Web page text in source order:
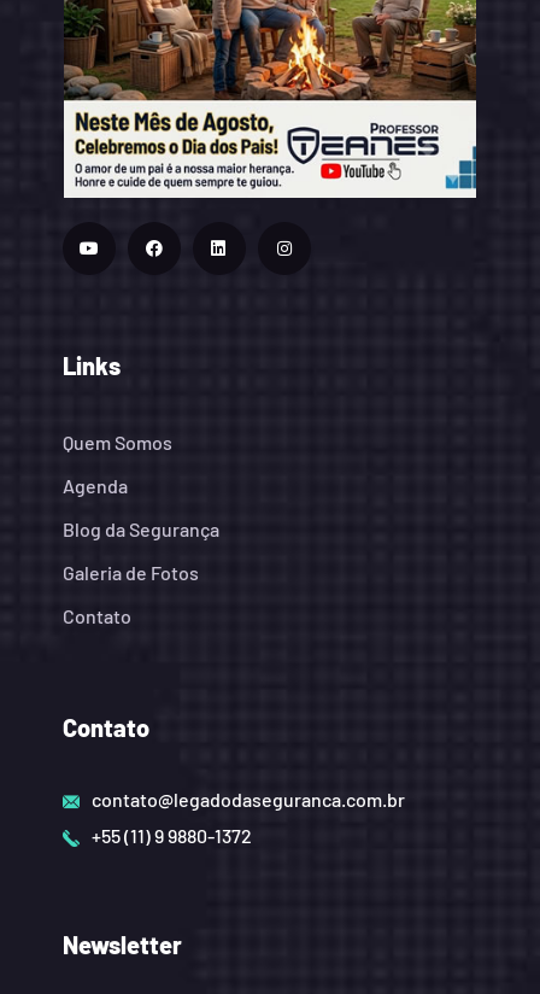
Links
Quem Somos
Agenda
Blog da Segurança
Galeria de Fotos
Contato
Contato
contato@legadodaseguranca.com.br
+55 (11) 9 9880-1372
Newsletter